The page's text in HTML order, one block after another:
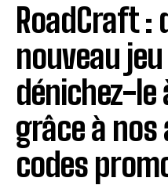
RoadCraft :
nouveau
dénichez-
grâce à
codes